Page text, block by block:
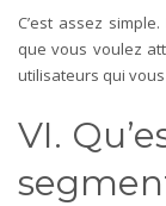
C’est assez
que vous voulez
utilisateurs qui
VI.